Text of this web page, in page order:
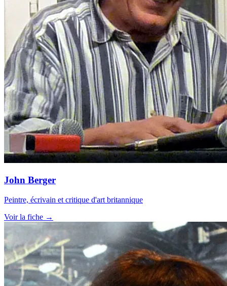
John Berger
Peintre, écrivain et critique d'art britannique
Voir la fiche →